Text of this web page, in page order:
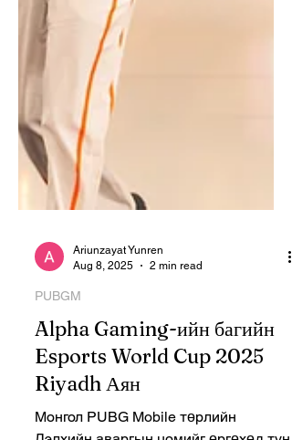
Aug 8, 2025
PUBGM
Alpha Gaming-ийн багийн
Esports World Cup 2025
Riyadh Аян